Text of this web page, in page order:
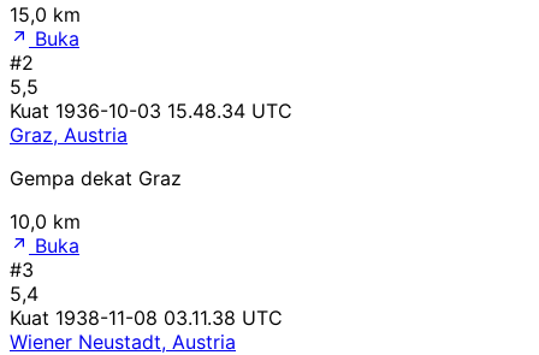
15,0 km
Buka
#2
5,5
Kuat 1936-10-03 15.48.34 UTC
Graz, Austria
Gempa dekat Graz
10,0 km
Buka
#3
5,4
Kuat 1938-11-08 03.11.38 UTC
Wiener Neustadt, Austria